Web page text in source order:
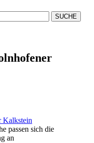
passen sich die
an